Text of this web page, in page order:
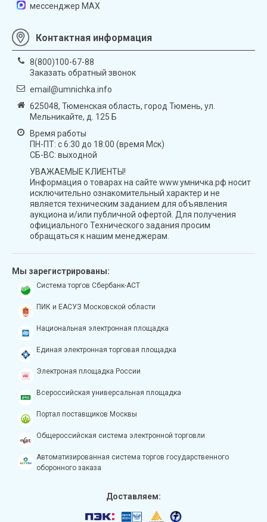
мессенджер MAX
Контактная информация
8(800)100-67-88
Заказать обратный звонок
email@umnichka.info
625048, Тюменская область, город Тюмень, ул.
Мельникайте, д. 125 Б
Время работы
ПН-ПТ: с 6:30 до 18:00 (время Мск)
СБ-ВС: выходной
УВАЖАЕМЫЕ КЛИЕНТЫ!
Информация о товарах на сайте www.умничка.рф носит
исключительно ознакомительный характер и не
является техническим заданием для объявления
аукциона и/или публичной офертой. Для получения
официального Технического задания просим
обращаться к нашим менеджерам.
Мы зарегистрированы:
Система торгов Сбербанк-АСТ
ПИК и ЕАСУЗ Московской области
Национальная электронная площадка
Единая электронная торговая площадка
Электроная площадка России
Всероссийская универсальная площадка
Портал поставщиков Москвы
Общероссийская система электронной торговли
Автоматизированная система торгов государственного
оборонного заказа
Доставляем: